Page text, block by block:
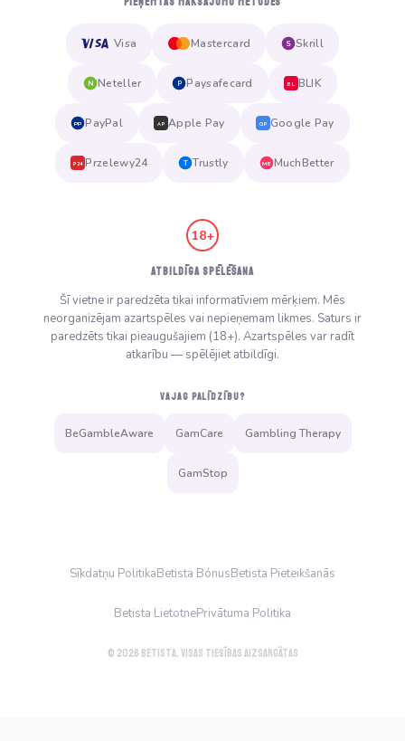
Visa Mastercard S Skrill
N Neteller P Paysafecard BL BLIK
PP PayPal AP Apple Pay GP Google Pay
P24 Przelewy24 T Trustly MB MuchBetter
18+
ATBILDĪGA SPĒLĒŠANA
Šī vietne ir paredzēta tikai informatīviem mērķiem. Mēs
neorganizējam azartspēles vai nepieņemam likmes. Saturs ir
paredzēts tikai pieaugušajiem (18+). Azartspēles var radīt
atkarību — spēlējiet atbildīgi.
VAJAG PALĪDZĪBU?
BeGambleAware GamCare Gambling Therapy
GamStop
Sīkdatņu PolitikaBetista BónusBetista Pieteikšanās
Betista LietotnePrivātuma Politika
© 2026 Betista. Visas tiesības aizsargātas